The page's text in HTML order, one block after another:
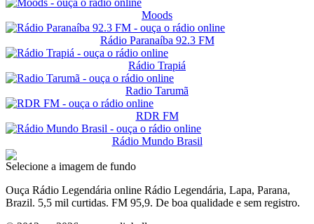
Moods
Rádio Paranaíba 92.3 FM
Rádio Trapiá
Radio Tarumã
RDR FM
Rádio Mundo Brasil
Selecione a imagem de fundo
Ouça Rádio Legendária online Rádio Legendária, Lapa, Parana,
Brazil. 5,5 mil curtidas. FM 95,9. De boa qualidade e sem registro.